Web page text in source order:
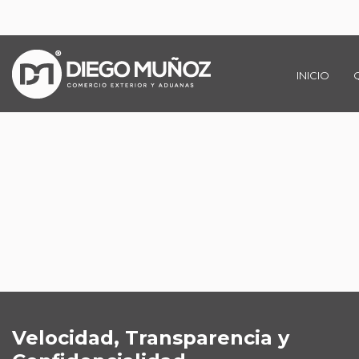
INICIO
Velocidad, Transparencia y